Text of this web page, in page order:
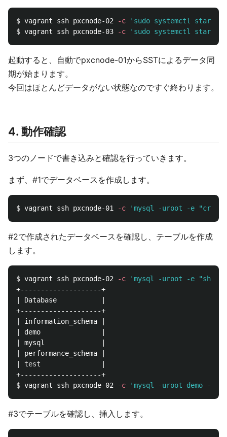
$ vagrant ssh pxcnode-02 -c
'sudo systemctl start
$ vagrant ssh pxcnode-03 -c 'sudo systemctl start
起動すると、自動でpxcnode-01からSSTによるデータ同
期が始まります。
今回はほとんどデータがない状態なのですぐ終わります。
4. 動作確認
3つのノードで書き込みと確認を行っていきます。
まず、#1でデータベースを作成します。
$ vagrant ssh pxcnode-01 -c 'mysql -uroot -e "create
#2で作成されたデータベースを確認し、テーブルを作成
します。
$ vagrant ssh pxcnode-02 -c
'mysql -uroot -e "show
+--------------------+
| Database           |
+--------------------+
| information_schema |
| demo               |
| mysql              |
| performance_schema |
test
$ vagrant ssh pxcnode-02 -c 'mysql -uroot demo -e
#3でテーブルを確認し、挿入します。